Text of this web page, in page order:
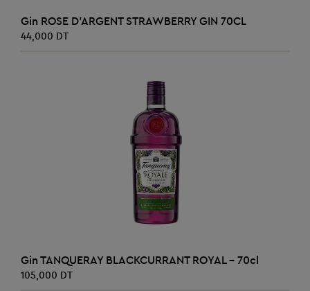
AJOUTER AU PANIER
Gin ROSE D'ARGENT STRAWBERRY GIN 70CL
44,000 DT
AJOUTER AU PANIER
Gin TANQUERAY BLACKCURRANT ROYAL - 70cl
105,000 DT